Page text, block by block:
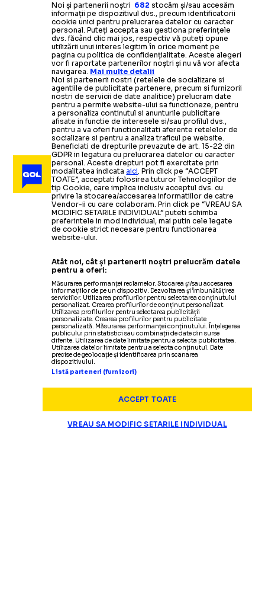
Noi și partenerii noștri 682 stocăm și/sau accesăm
informații pe dispozitivul dvs., precum identificatorii
cookie unici pentru prelucrarea datelor cu caracter
personal. Puteți accepta sau gestiona preferințele
dvs. făcând clic mai jos, respectiv vă puteți opune
utilizării unui interes legitim în orice moment pe
pagina cu politica de confidențialitate. Aceste alegeri
vor fi raportate partenerilor noștri și nu vă vor afecta
navigarea. Mai multe detalii
Noi si partenerii nostri (retelele de socializare si
agentiile de publicitate partenere, precum si furnizorii
nostri de servicii de date analitice) prelucram date
pentru a permite website-ului sa functioneze, pentru
a personaliza continutul si anunturile publicitare
afisate in functie de interesele si/sau profilul dvs.,
pentru a va oferi functionalitati aferente retelelor de
socializare si pentru a analiza traficul pe website.
Beneficiati de drepturile prevazute de art. 15-22 din
GDPR in legatura cu prelucrarea datelor cu caracter
personal. Aceste drepturi pot fi exercitate prin
modalitatea indicataaici. Prin click pe “ACCEPT
TOATE”, acceptati folosirea tuturor Tehnologiilor de
tip Cookie, care implica inclusiv acceptul dvs. cu
privire la stocarea/accesarea informatiilor de catre
Vendor-ii cu care colaboram. Prin click pe “VREAU SA
MODIFIC SETARILE INDIVIDUAL” puteti schimba
preferintele in mod individual, mai putin cele legate
de cookie strict necesare pentru functionarea
website-ului.
Atât noi, cât și partenerii noștri prelucrăm datele
pentru a oferi:
Măsurarea performanței reclamelor. Stocarea și/sau accesarea
informațiilor de pe un dispozitiv. Dezvoltarea și îmbunătățirea
serviciilor. Utilizarea profilurilor pentru selectarea conținutului
personalizat. Crearea profilurilor de conținut personalizat.
Utilizarea profilurilor pentru selectarea publicității
personalizate. Crearea profilurilor pentru publicitate
personalizată. Măsurarea performanței conținutului. Înțelegerea
publicului prin statistici sau combinații de date din surse
diferite. Utilizarea de date limitate pentru a selecta publicitatea.
Utilizarea datelor limitate pentru a selecta conținutul. Date
precise de geolocație și identificarea prin scanarea
dispozitivului.
Listă parteneri (furnizori)
ACCEPT TOATE
VREAU SA MODIFIC SETARILE INDIVIDUAL